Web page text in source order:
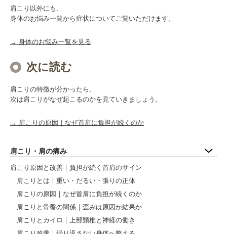
肩こり以外にも、
身体のお悩み一覧から症状についてご覧いただけます。
→ 身体のお悩み一覧を見る
次に読む
肩こりの特徴が分かったら、
次は肩こりがなぜ起こるのかを見ていきましょう。
→ 肩こりの原因｜なぜ首肩に負担が続くのか
肩こり・肩の痛み
肩こり原因と改善｜負担が続く首肩のサイン
肩こりとは｜重い・だるい・張りの正体
肩こりの原因｜なぜ首肩に負担が続くのか
肩こりと骨盤の関係｜歪みは原因か結果か
肩こりとカイロ｜上部頸椎と神経の働き